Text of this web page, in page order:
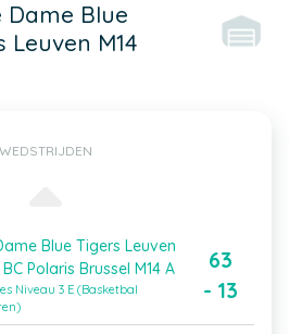
Dame Blue
Leuven M14
WEDSTRIJDEN
Blue Tigers Leuven
BC Polaris Brussel M14 A
Niveau 3 E (Basketbal
63
- 13